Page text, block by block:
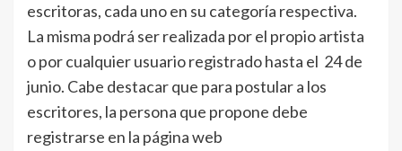
escritoras, cada uno en su categoría respectiva.
La misma podrá ser realizada por el propio artista
o por cualquier usuario registrado hasta el 24 de
junio. Cabe destacar que para postular a los
escritores, la persona que propone debe
registrarse en la página web